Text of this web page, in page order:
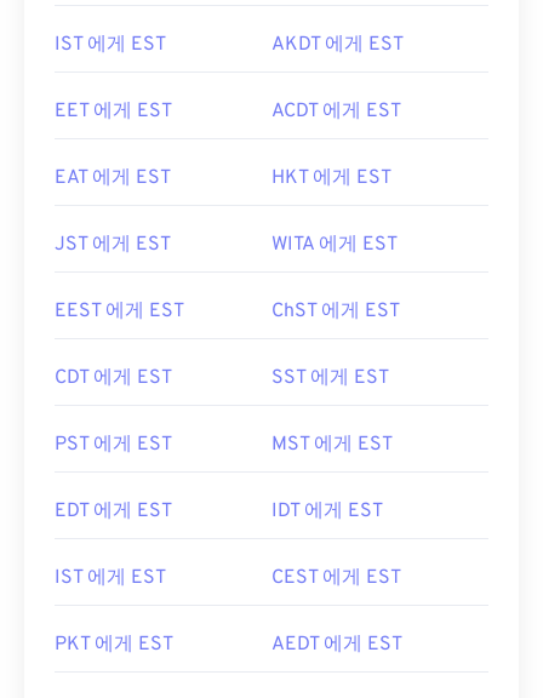
IST 에게 EST AKDT 에게 EST
EET 에게 EST ACDT 에게 EST
EAT 에게 EST HKT 에게 EST
JST 에게 EST WITA 에게 EST
EEST 에게 EST ChST 에게 EST
CDT 에게 EST SST 에게 EST
PST 에게 EST MST 에게 EST
EDT 에게 EST IDT 에게 EST
IST 에게 EST CEST 에게 EST
PKT 에게 EST AEDT 에게 EST